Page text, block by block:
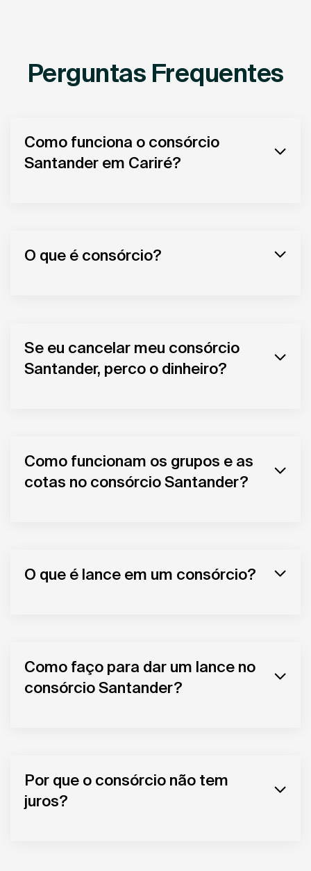
Perguntas Frequentes
Como funciona o consórcio
Santander em Cariré?
O que é consórcio?
Se eu cancelar meu consórcio
Santander, perco o dinheiro?
Como funcionam os grupos e as
cotas no consórcio Santander?
O que é lance em um consórcio?
Como faço para dar um lance no
consórcio Santander?
Por que o consórcio não tem
juros?